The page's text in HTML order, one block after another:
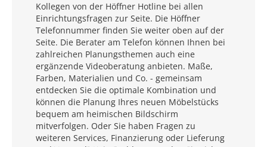
Kollegen von der Höffner Hotline bei allen
Einrichtungsfragen zur Seite. Die Höffner
Telefonnummer finden Sie weiter oben auf der
Seite. Die Berater am Telefon können Ihnen bei
zahlreichen Planungsthemen auch eine
ergänzende Videoberatung anbieten. Maße,
Farben, Materialien und Co. - gemeinsam
entdecken Sie die optimale Kombination und
können die Planung Ihres neuen Möbelstücks
bequem am heimischen Bildschirm
mitverfolgen. Oder Sie haben Fragen zu
weiteren Services, Finanzierung oder Lieferung